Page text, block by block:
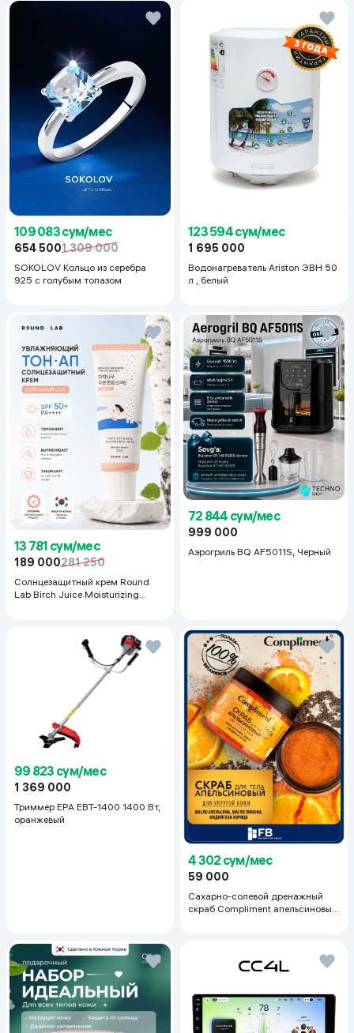
109 083 сум/мес
654 5001 309 000
SOKOLOV Кольцо из серебра
925 с голубым топазом
123 594 сум/мес
1 695 000
Водонагреватель Ariston ЭВН 50
л , белый
13 781 сум/мес
189 000281 250
Солнцезащитный крем Round
Lab Birch Juice Moisturizing
72 844 сум/мес
999 000
Аэрогриль BQ AF5011S, Черный
99 823 сум/мес
1 369 000
Триммер EPA EBT-1400 1400 Вт,
оранжевый
4 302 сум/мес
59 000
Сахарно-солевой дренажный
скраб Compliment апельсиновый